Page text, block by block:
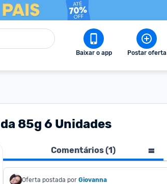
Baixar o app Postar oferta
85g 6 Unidades
Comentários (1)
Oferta postada por Giovanna